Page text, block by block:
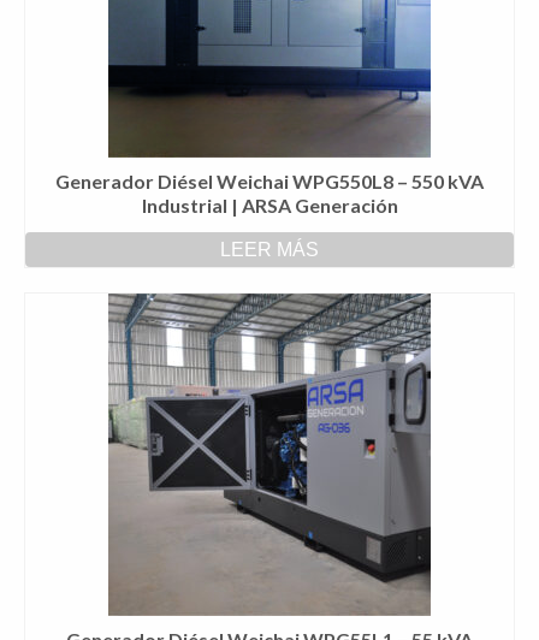
Generador Diésel Weichai WPG550L8 – 550 kVA
Industrial | ARSA Generación
LEER MÁS